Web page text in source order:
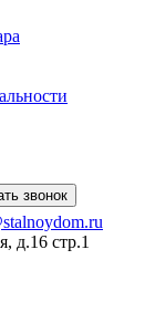
звонок
д.16 стр.1